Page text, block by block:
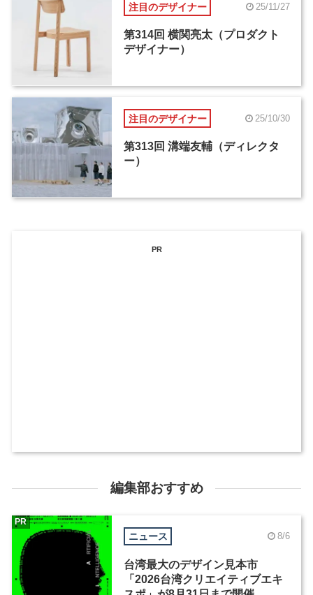
注目のデザイナー 25/11/27
第314回 横関亮太（プロダクト
デザイナー）
注目のデザイナー 25/10/30
第313回 溝端友輔（ディレクタ
ー）
PR
編集部おすすめ
ニュース 8/6
台湾最大のデザイン見本市
「2026台湾クリエイティブエキ
PR